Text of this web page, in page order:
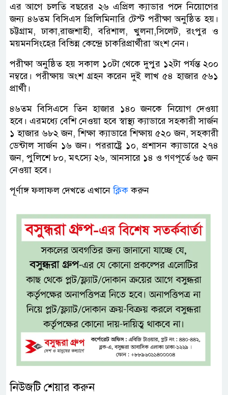
এর আগে চলতি বছরের ২৬ এপ্রিল ক্যাডার পদে নিয়োগের
জন্য ৪৬তম বিসিএস প্রিলিমিনারি টেস্ট পরীক্ষা অনুষ্ঠিত হয়।
চট্টগ্রাম, ঢাকা,রাজশাহী, বরিশাল, খুলনা,সিলেট, রংপুর ও
ময়মনসিংহের বিভিন্ন কেন্দ্রে চাকরিপ্রার্থীরা অংশ নেন।
পরীক্ষা অনুষ্ঠিত হয় সকাল ১০টা থেকে দুপুর ১২টা পর্যন্ত ২০০
নম্বরে। পরীক্ষায় অংশ গ্রহন করেন দুই লাখ ৫৪ হাজার ৫৬১
প্রার্থী।
৪৬তম বিসিএসে তিন হাজার ১৪০ জনকে নিয়োগ দেওয়া
হবে। এরমধ্যে বেশি নেওয়া হবে স্বাস্থ্য ক্যাডারে সহকারী সার্জন
১ হাজার ৬৮২ জন, শিক্ষা ক্যাডারে শিক্ষায় ৫২০ জন, সহকারী
ডেন্টাল সার্জন ১৬ জন। পররাষ্ট্রে ১০, প্রশাসন ক্যাডারে ২৭৪
জন, পুলিশে ৮০, মৎস্যে ২৬, আনসারে ১৪ ও গণপূর্তে ৬৫ জন
নেওয়া হবে।
পূর্ণাঙ্গ ফলাফল দেখতে এখানেক্লিককরুন
নিউজটি শেয়ার করুন